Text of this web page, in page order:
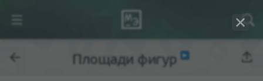
Площади фигур